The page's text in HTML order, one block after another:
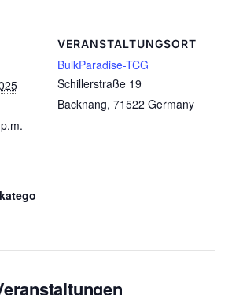
VERANSTALTUNGSORT
BulkParadise-TCG
Schillerstraße 19
Backnang, 71522 Germany